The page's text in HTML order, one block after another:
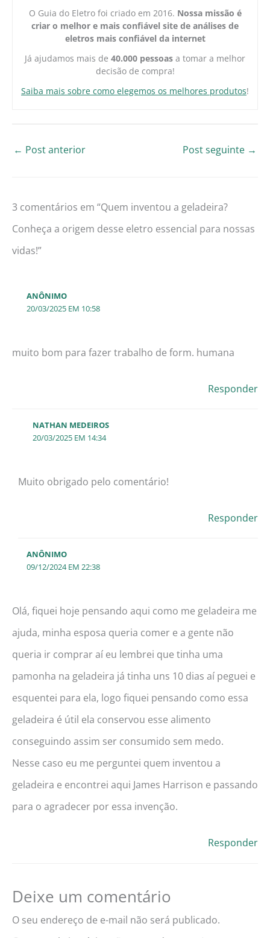
O Guia do Eletro foi criado em 2016. Nossa missão é
criar o melhor e mais confiável site de análises de
eletros mais confiável da internet
Já ajudamos mais de 40.000 pessoas a tomar a melhor
decisão de compra!
Saiba mais sobre como elegemos os melhores produtos!
← Post anterior Post seguinte →
3 comentários em “Quem inventou a geladeira?
Conheça a origem desse eletro essencial para nossas
vidas!”
ANÔNIMO
20/03/2025 EM 10:58
muito bom para fazer trabalho de form. humana
Responder
NATHAN MEDEIROS
20/03/2025 EM 14:34
Muito obrigado pelo comentário!
Responder
ANÔNIMO
09/12/2024 EM 22:38
Olá, fiquei hoje pensando aqui como me geladeira me
ajuda, minha esposa queria comer e a gente não
queria ir comprar aí eu lembrei que tinha uma
pamonha na geladeira já tinha uns 10 dias aí peguei e
esquentei para ela, logo fiquei pensando como essa
geladeira é útil ela conservou esse alimento
conseguindo assim ser consumido sem medo.
Nesse caso eu me perguntei quem inventou a
geladeira e encontrei aqui James Harrison e passando
para o agradecer por essa invenção.
Responder
Deixe um comentário
O seu endereço de e-mail não será publicado.